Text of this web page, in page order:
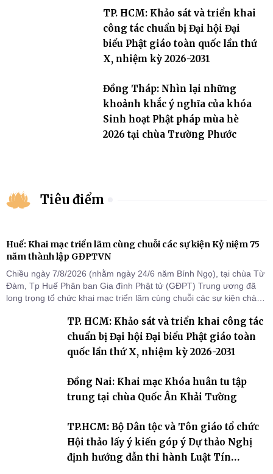
TP. HCM: Khảo sát và triển khai
công tác chuẩn bị Đại hội Đại
biểu Phật giáo toàn quốc lần thứ
X, nhiệm kỳ 2026-2031
Đồng Tháp: Nhìn lại những
khoảnh khắc ý nghĩa của khóa
Sinh hoạt Phật pháp mùa hè
2026 tại chùa Trường Phước
Tiêu điểm
Huế: Khai mạc triển lãm cùng chuỗi các sự kiện Kỷ niệm 75
năm thành lập GĐPTVN
Chiều ngày 7/8/2026 (nhằm ngày 24/6 năm Bính Ngọ), tại chùa Từ
Đàm, Tp Huế Phân ban Gia đình Phật tử (GĐPT) Trung ương đã
long trọng tổ chức khai mạc triển lãm cùng chuỗi các sự kiện chào
TP. HCM: Khảo sát và triển khai công tác
chuẩn bị Đại hội Đại biểu Phật giáo toàn
quốc lần thứ X, nhiệm kỳ 2026-2031
Đồng Nai: Khai mạc Khóa huân tu tập
trung tại chùa Quốc Ân Khải Tường
TP.HCM: Bộ Dân tộc và Tôn giáo tổ chức
Hội thảo lấy ý kiến góp ý Dự thảo Nghị
định hướng dẫn thi hành Luật Tín